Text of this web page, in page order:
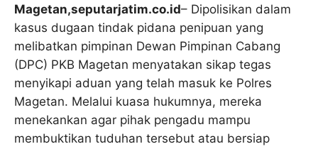
Magetan,seputarjatim.co.id– Dipolisikan dalam
kasus dugaan tindak pidana penipuan yang
melibatkan pimpinan Dewan Pimpinan Cabang
(DPC) PKB Magetan menyatakan sikap tegas
menyikapi aduan yang telah masuk ke Polres
Magetan. Melalui kuasa hukumnya, mereka
menekankan agar pihak pengadu mampu
membuktikan tuduhan tersebut atau bersiap